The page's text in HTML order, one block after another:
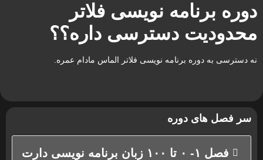
دوره برنامه نویسی فلاتر
محدودیت دسترسی داره؟؟
نه دسترسی به دوره برنامه نویسی فلاتر الماس مادام عمره.
سر فصل های دوره
فصل ۱- ۰ تا ۱۰۰ زبان برنامه نویسی دارت